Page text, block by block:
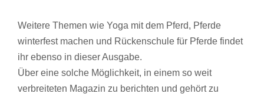
Weitere Themen wie Yoga mit dem Pferd, Pferde
winterfest machen und Rückenschule für Pferde findet
ihr ebenso in dieser Ausgabe.
Über eine solche Möglichkeit, in einem so weit
verbreiteten Magazin zu berichten und gehört zu